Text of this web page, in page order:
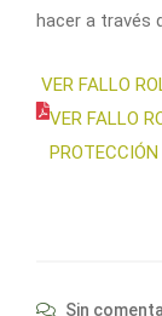
hacer a través
VER FALLO
VER FALLO
PROTECCIÓN
Sin